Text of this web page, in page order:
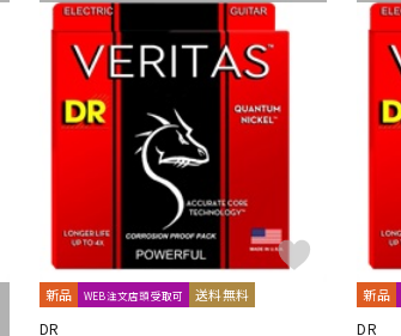
新品 WEB注文店頭受取可 送料無料
DR
新品
DR